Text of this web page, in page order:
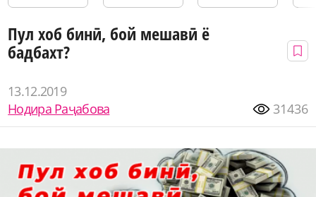
Пул хоб бинӣ, бой мешавӣ ё
бадбахт?
13.12.2019
Нодира Раҷабова
31436